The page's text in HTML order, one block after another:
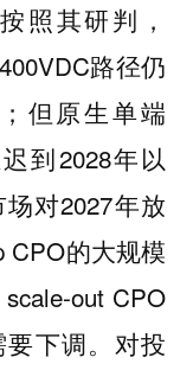
照其研判，
路径仍
但原生单端
到2028年以
对2027年放
CPO的大规模
out CPO
要下调。对投